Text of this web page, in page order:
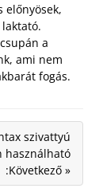
előnyösek,
a
ami nem
fogás.
szivattyú
használható
:Következő »